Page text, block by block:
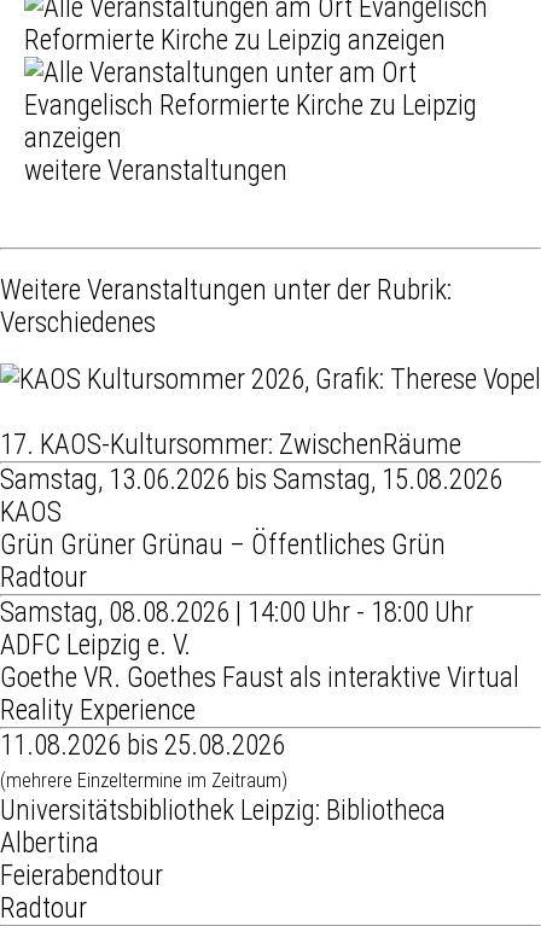
weitere Veranstaltungen
Weitere Veranstaltungen unter der Rubrik:
Verschiedenes
17. KAOS-Kultursommer: ZwischenRäume
Samstag, 13.06.2026 bis Samstag, 15.08.2026
KAOS
Grün Grüner Grünau – Öffentliches Grün
Radtour
Samstag, 08.08.2026 | 14:00 Uhr - 18:00 Uhr
ADFC Leipzig e. V.
Goethe VR. Goethes Faust als interaktive Virtual
Reality Experience
11.08.2026 bis 25.08.2026
(mehrere Einzeltermine im Zeitraum)
Universitätsbibliothek Leipzig: Bibliotheca
Albertina
Feierabendtour
Radtour